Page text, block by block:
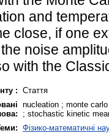
and
close, if one
noise
with the
: Стаття
nucleation ; monte
; stochastic kinetic
Фізико-математичні